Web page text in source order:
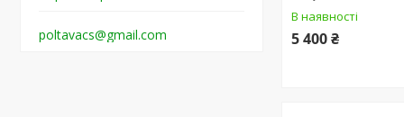
poltavacs@gmail.com
В наявності
5 400 ₴